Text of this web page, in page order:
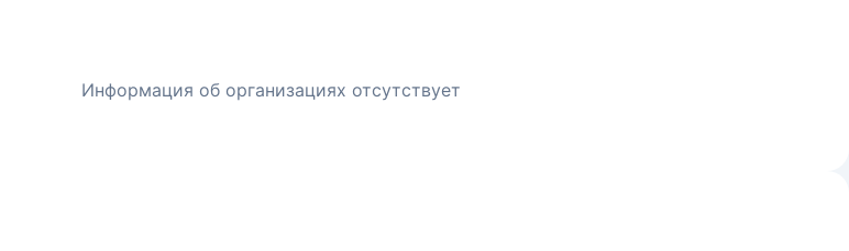
Информация об организациях отсутствует